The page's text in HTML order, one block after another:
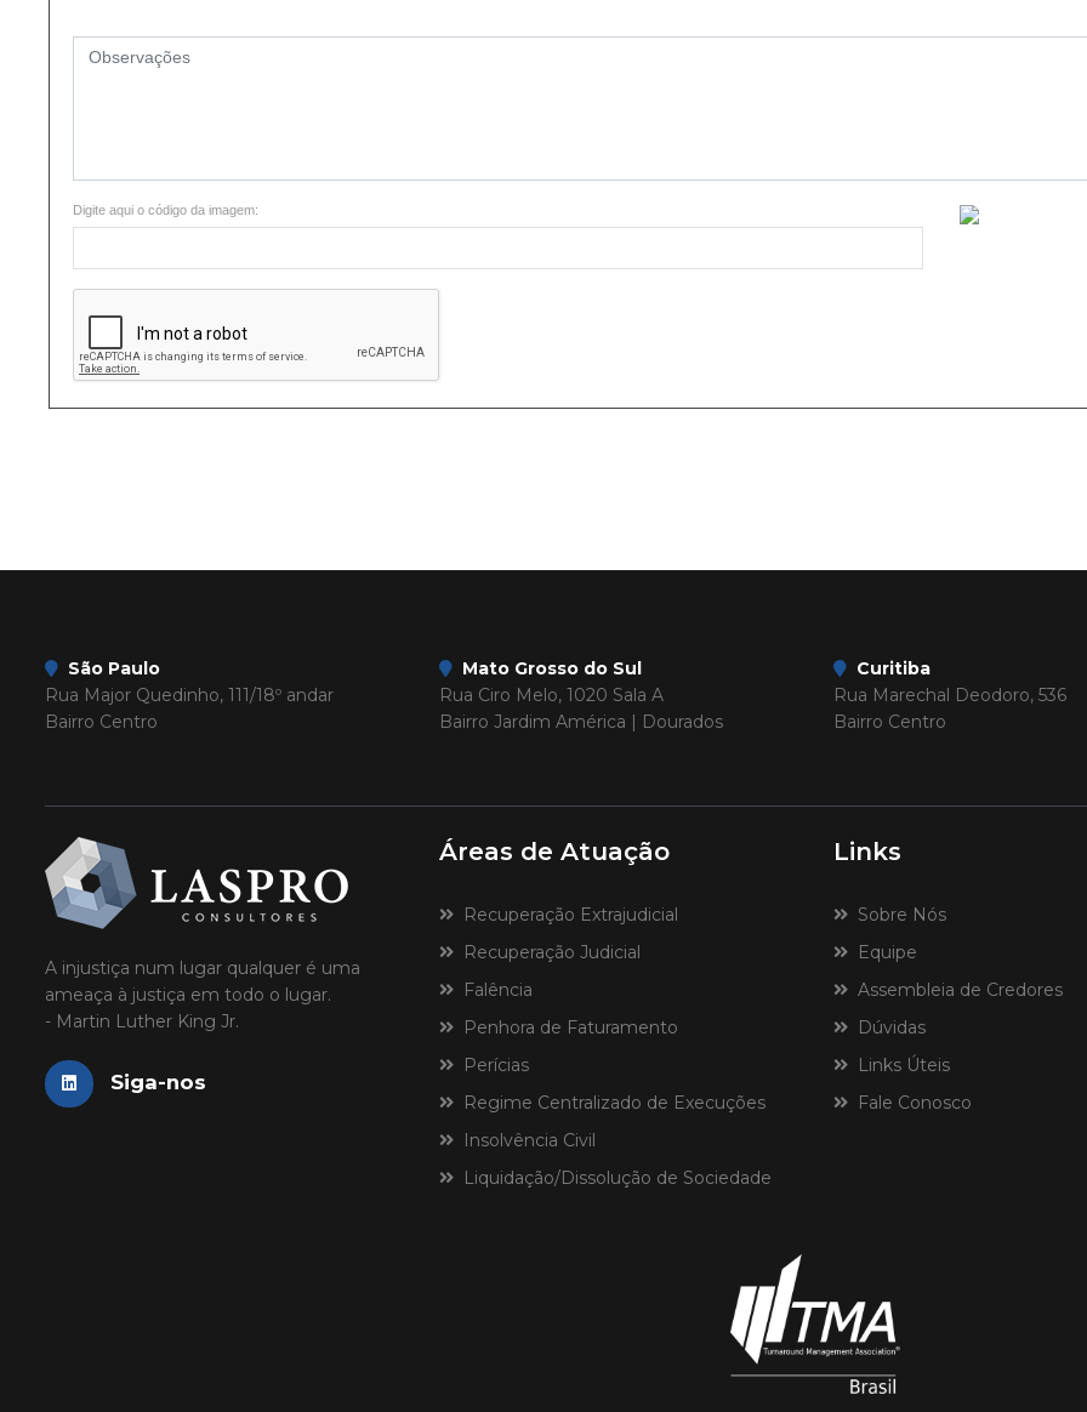
Digite aqui o código da imagem:
São Paulo
Rua Major Quedinho, 111/18º andar
Bairro Centro
Mato Grosso do Sul
Rua Ciro Melo, 1020 Sala A
Bairro Jardim América | Dourados
Curitiba
Rua Marechal Deodoro, 536
Bairro Centro
A injustiça num lugar qualquer é uma
ameaça à justiça em todo o lugar.
- Martin Luther King Jr.
Siga-nos
Áreas de Atuação
Recuperação Extrajudicial
Recuperação Judicial
Falência
Penhora de Faturamento
Perícias
Regime Centralizado de Execuções
Insolvência Civil
Liquidação/Dissolução de Sociedade
Links
Sobre Nós
Equipe
Assembleia de Credores
Dúvidas
Links Úteis
Fale Conosco